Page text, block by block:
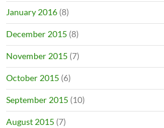
January 2016 (8)
December 2015 (8)
November 2015 (7)
October 2015 (6)
September 2015 (10)
August 2015 (7)